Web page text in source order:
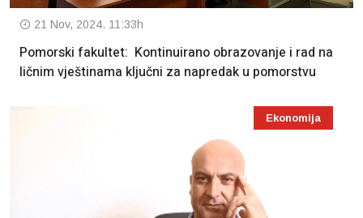
21 Nov, 2024. 11:33h
Pomorski fakultet: Kontinuirano obrazovanje i rad na
ličnim vještinama ključni za napredak u pomorstvu
Ekonomija